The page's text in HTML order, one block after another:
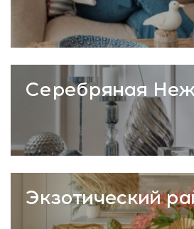
Серебряная
Экзотический